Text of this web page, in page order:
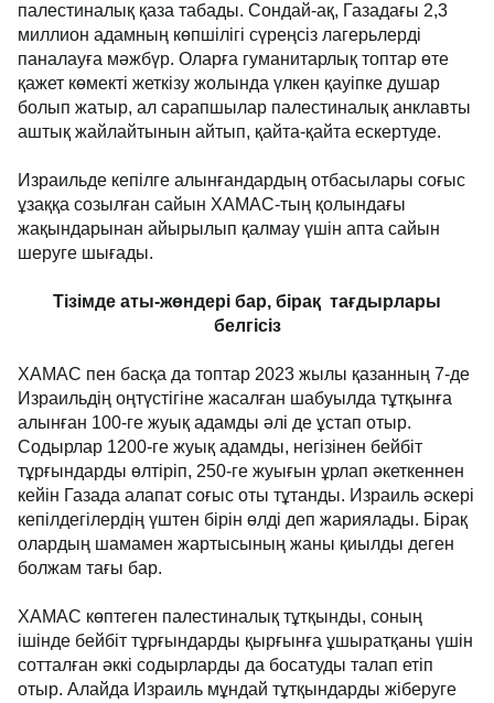
палестиналық қаза табады. Сондай-ақ, Газадағы 2,3
миллион адамның көпшілігі сүреңсіз лагерьлерді
паналауға мәжбүр. Оларға гуманитарлық топтар өте
қажет көмекті жеткізу жолында үлкен қауіпке душар
болып жатыр, ал сарапшылар палестиналық анклавты
аштық жайлайтынын айтып, қайта-қайта ескертуде.
Израильде кепілге алынғандардың отбасылары соғыс
ұзаққа созылған сайын ХАМАС-тың қолындағы
жақындарынан айырылып қалмау үшін апта сайын
шеруге шығады.
Тізімде аты-жөндері бар, бірақ тағдырлары
белгісіз
ХАМАС пен басқа да топтар 2023 жылы қазанның 7-де
Израильдің оңтүстігіне жасалған шабуылда тұтқынға
алынған 100-ге жуық адамды әлі де ұстап отыр.
Содырлар 1200-ге жуық адамды, негізінен бейбіт
тұрғындарды өлтіріп, 250-ге жуығын ұрлап әкеткеннен
кейін Газада алапат соғыс оты тұтанды. Израиль әскері
кепілдегілердің үштен бірін өлді деп жариялады. Бірақ
олардың шамамен жартысының жаны қиылды деген
болжам тағы бар.
ХАМАС көптеген палестиналық тұтқынды, соның
ішінде бейбіт тұрғындарды қырғынға ұшыратқаны үшін
сотталған әккі содырларды да босатуды талап етіп
отыр. Алайда Израиль мұндай тұтқындарды жіберуге